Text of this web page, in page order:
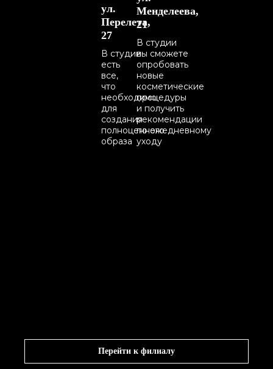
ул.
Перелета,
27
В cтудии
есть
все,
что
необходимо
для
создания
полноценного
образа
Менделеева,
21
В студии
вы сможете
опробовать
новые
косметические
процедуры
и получить
рекомендации
по ежедневному
уходу
Перейти к филиалу